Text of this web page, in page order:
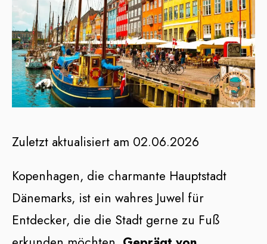
Zuletzt aktualisiert am 02.06.2026
Kopenhagen, die charmante Hauptstadt
Dänemarks, ist ein wahres Juwel für
Entdecker, die die Stadt gerne zu Fuß